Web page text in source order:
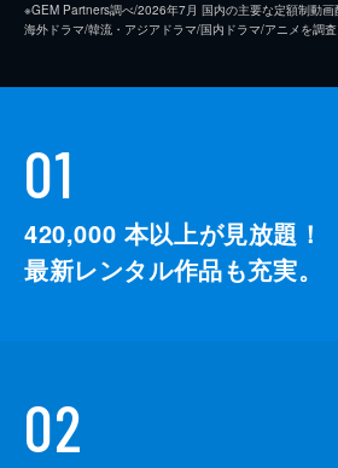
※GEM Partners調べ/2026年7⽉ 国内の主要な定額制動
海外ドラマ/韓流・アジアドラマ/国内ドラマ/アニメを調査
01
420,000 本以上が見放題！
最新レンタル作品も充実。
02